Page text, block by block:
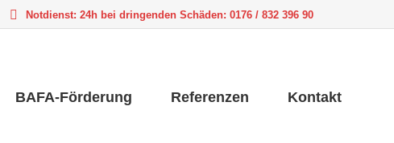
Notdienst: 24h bei dringenden Schäden: 0176 / 832 396 90
BAFA-Förderung Referenzen Kontakt
BAFA-Förderung Referenzen Kontakt